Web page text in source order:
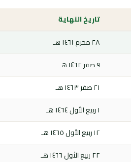
تاريخ النهاية
٢٨ محرم ١٤٦١ هـ
٩ صفر ١٤٦٢ هـ
٢١ صفر ١٤٦٣ هـ
١ ربيع الأول ١٤٦٤ هـ
١٢ ربيع الأول ١٤٦٥ هـ
٢٢ ربيع الأول ١٤٦٦ هـ